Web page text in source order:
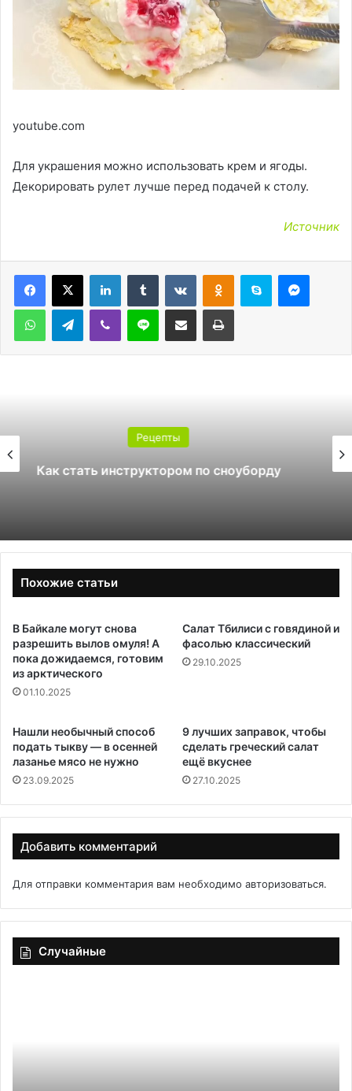
youtube.com
Для украшения можно использовать крем и ягоды.
Декорировать рулет лучше перед подачей к столу.
Источник
LinkedInTumblr ВконтактеОдноклассники
Skype
WhatsAppTelegramViber Line Поделиться через электронную почту Печатать
Рецепты
Какой поликарбонат выбрать для
теплицы: 4 или 6 мм
Похожие статьи
В Байкале могут снова
разрешить вылов омуля! А
пока дожидаемся, готовим
из арктического
01.10.2025
Салат Тбилиси с говядиной и
фасолью классический
29.10.2025
Нашли необычный способ
подать тыкву — в осенней
лазанье мясо не нужно
23.09.2025
9 лучших заправок, чтобы
сделать греческий салат
ещё вкуснее
27.10.2025
Добавить комментарий
Для отправки комментария вам необходимо авторизоваться.
Случайные